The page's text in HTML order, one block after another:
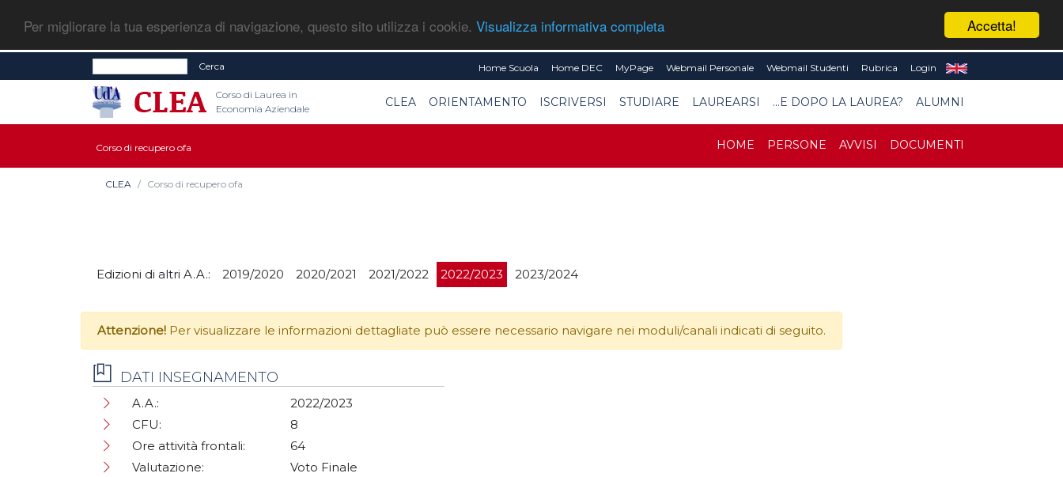
Accetta!
Per migliorare la tua esperienza di navigazione, questo sito utilizza i cookie. Visualizza informativa completa
Cerca Home Scuola Home DEC MyPage Webmail Personale Webmail Studenti Rubrica Login
Corso di Laurea in
Economia Aziendale
CLEA ORIENTAMENTO ISCRIVERSI STUDIARE LAUREARSI ...E DOPO LA LAUREA? ALUMNI
Corso di recupero ofa HOME PERSONE AVVISI DOCUMENTI
CLEA Corso di recupero ofa
Edizioni di altri A.A.: 2019/2020 2020/2021 2021/2022 2022/2023 2023/2024
Attenzione! Per visualizzare le informazioni dettagliate può essere necessario navigare nei moduli/canali indicati di seguito.
DATI INSEGNAMENTO
A.A.:
2022/2023
CFU:
8
Ore attività frontali:
64
Valutazione:
Voto Finale